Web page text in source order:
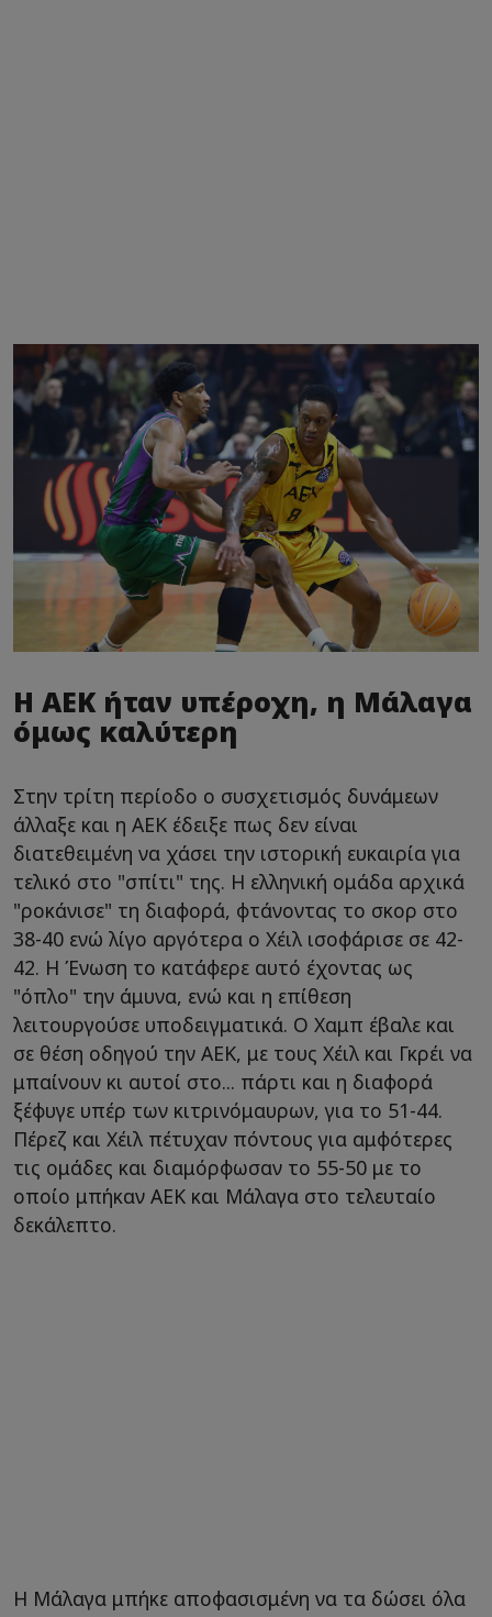
Η ΑΕΚ ήταν υπέροχη, η Μάλαγα
όμως καλύτερη
Στην τρίτη περίοδο ο συσχετισμός δυνάμεων
άλλαξε και η ΑΕΚ έδειξε πως δεν είναι
διατεθειμένη να χάσει την ιστορική ευκαιρία για
τελικό στο "σπίτι" της. Η ελληνική ομάδα αρχικά
"ροκάνισε" τη διαφορά, φτάνοντας το σκορ στο
38-40 ενώ λίγο αργότερα ο Χέιλ ισοφάρισε σε 42-
42. Η Ένωση το κατάφερε αυτό έχοντας ως
"όπλο" την άμυνα, ενώ και η επίθεση
λειτουργούσε υποδειγματικά. Ο Χαμπ έβαλε και
σε θέση οδηγού την ΑΕΚ, με τους Χέιλ και Γκρέι να
μπαίνουν κι αυτοί στο... πάρτι και η διαφορά
ξέφυγε υπέρ των κιτρινόμαυρων, για το 51-44.
Πέρεζ και Χέιλ πέτυχαν πόντους για αμφότερες
τις ομάδες και διαμόρφωσαν το 55-50 με το
οποίο μπήκαν ΑΕΚ και Μάλαγα στο τελευταίο
δεκάλεπτο.
Η Μάλαγα μπήκε αποφασισμένη να τα δώσει όλα